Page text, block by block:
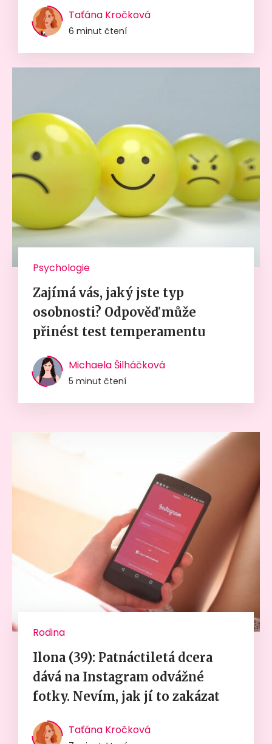
Taťána Kročková
6 minut čtení
Psychologie
Zajímá vás, jaký jste typ
osobnosti? Odpověď může
přinést test temperamentu
Michaela Šilháčková
5 minut čtení
Rodina
Ilona (39): Patnáctiletá dcera
dává na Instagram odvážné
fotky. Nevím, jak jí to zakázat
Taťána Kročková